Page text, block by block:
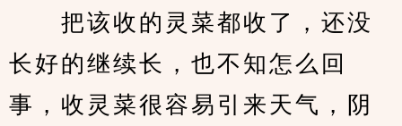
把该收的灵菜都收了，还没
长好的继续长，也不知怎么回
事，收灵菜很容易引来天气，阴